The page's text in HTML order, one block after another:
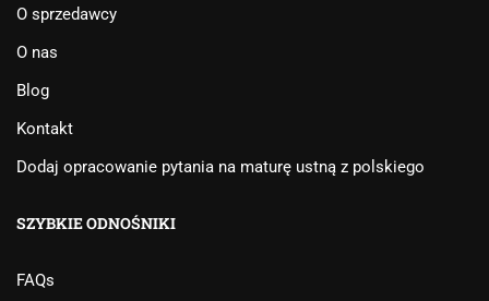
O sprzedawcy
O nas
Blog
Kontakt
Dodaj opracowanie pytania na maturę ustną z polskiego
SZYBKIE ODNOŚNIKI
FAQs